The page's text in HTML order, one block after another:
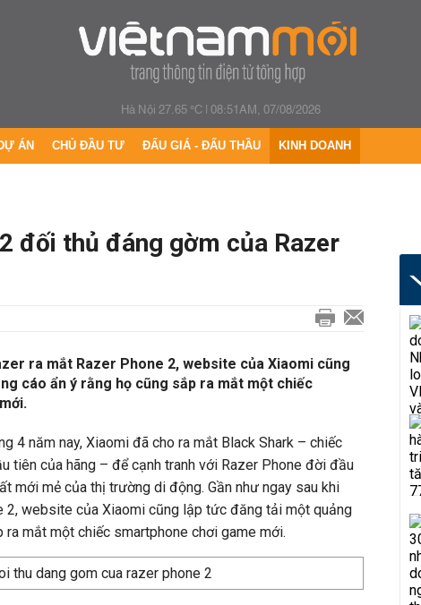
Hà Nội 27.65 °C|08:51AM, 07/08/2026
ÁN CHỦ ĐẦU TƯ ĐẤU GIÁ - ĐẤU THẦU KINH DOANH
đối thủ đáng gờm của Razer
ra mắt Razer Phone 2, website của Xiaomi cũng
cáo ẩn ý rằng họ cũng sắp ra mắt một chiếc
4 năm nay, Xiaomi đã cho ra mắt Black Shark – chiếc
tiên của hãng – để cạnh tranh với Razer Phone đời đầu
mới mẻ của thị trường di động. Gần như ngay sau khi
2, website của Xiaomi cũng lập tức đăng tải một quảng
ra mắt một chiếc smartphone chơi game mới.